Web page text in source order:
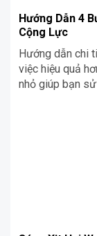
Hướng Dẫn 4
Cộng Lực
Hướng dẫn chi
việc hiệu quả
nhỏ giúp bạn